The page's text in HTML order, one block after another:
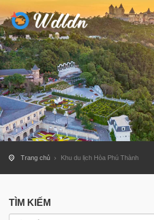
Trang chủ Khu du lịch Hòa Phú Thành
TÌM KIẾM